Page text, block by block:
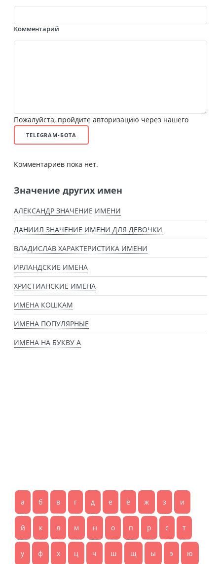
Комментарий
Пожалуйста, пройдите авторизацию через нашего
TELEGRAM-БОТА
Комментариев пока нет.
Значение других имен
АЛЕКСАНДР ЗНАЧЕНИЕ ИМЕНИ
ДАНИИЛ ЗНАЧЕНИЕ ИМЕНИ ДЛЯ ДЕВОЧКИ
ВЛАДИСЛАВ ХАРАКТЕРИСТИКА ИМЕНИ
ИРЛАНДСКИЕ ИМЕНА
ХРИСТИАНСКИЕ ИМЕНА
ИМЕНА КОШКАМ
ИМЕНА ПОПУЛЯРНЫЕ
ИМЕНА НА БУКВУ А
а б в г д е ё ж з и
й к л м н о п р с т
у ф х ц ч ш щ ы э ю